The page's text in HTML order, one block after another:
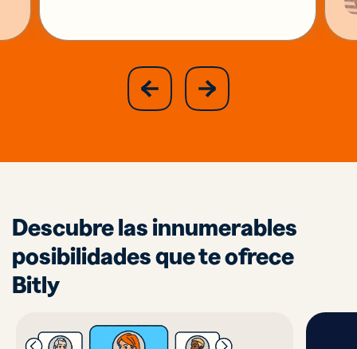
previous
slide
next
slide
Descubre las innumerables
posibilidades que te ofrece
Bitly